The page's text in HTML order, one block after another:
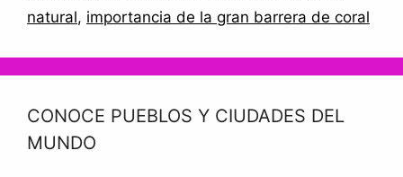
natural, importancia de la gran barrera de coral
CONOCE PUEBLOS Y CIUDADES DEL
MUNDO